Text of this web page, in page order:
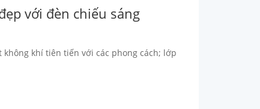
với đèn chiếu sáng
khí tiên tiến với các phong cách; lớp